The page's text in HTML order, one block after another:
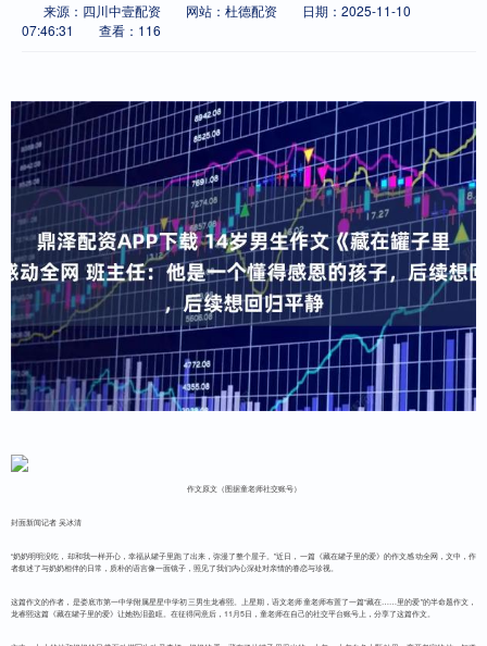
来源：四川中壹配资 网站：杜德配资
日期：2025-11-10
07:46:31
查看：116
作文原文（图据童老师社交账号）
封面新闻记者 吴冰清
“奶奶明明没吃，却和我一样开心，幸福从罐子里跑了出来，弥漫了整个屋子。”近日，一篇《藏在罐子里的爱》的作文感动全网，文中，作
者叙述了与奶奶相伴的日常，质朴的语言像一面镜子，照见了我们内心深处对亲情的眷恋与珍视。
这篇作文的作者，是娄底市第一中学附属星星中学初三男生龙睿熙。上星期，语文老师童老师布置了一篇“藏在……里的爱”的半命题作文，
龙睿熙这篇《藏在罐子里的爱》让她热泪盈眶。在征得同意后，11月5日，童老师在自己的社交平台账号上，分享了这篇作文。